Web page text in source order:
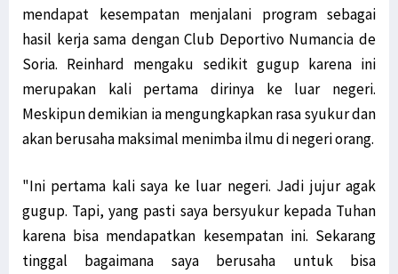
mendapat kesempatan menjalani program sebagai
hasil kerja sama dengan Club Deportivo Numancia de
Soria. Reinhard mengaku sedikit gugup karena ini
merupakan kali pertama dirinya ke luar negeri.
Meskipun demikian ia mengungkapkan rasa syukur dan
akan berusaha maksimal menimba ilmu di negeri orang.
"Ini pertama kali saya ke luar negeri. Jadi jujur agak
gugup. Tapi, yang pasti saya bersyukur kepada Tuhan
karena bisa mendapatkan kesempatan ini. Sekarang
tinggal bagaimana saya berusaha untuk bisa